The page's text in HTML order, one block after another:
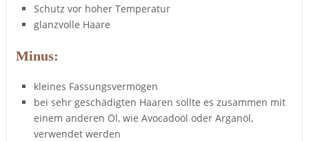
Schutz vor hoher Temperatur
glanzvolle Haare
Minus:
kleines Fassungsvermögen
bei sehr geschädigten Haaren sollte es zusammen mit
einem anderen Öl, wie Avocadoöl oder Arganöl,
verwendet werden